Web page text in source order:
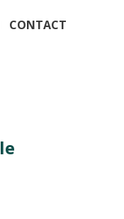
CONTACT